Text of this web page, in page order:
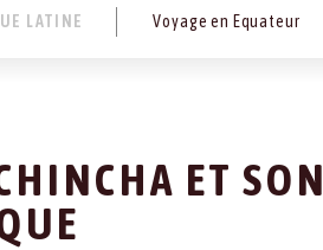
LATINE Voyage en Equateur
ET SON